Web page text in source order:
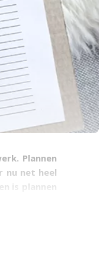
Plannen
nu net heel
is plannen